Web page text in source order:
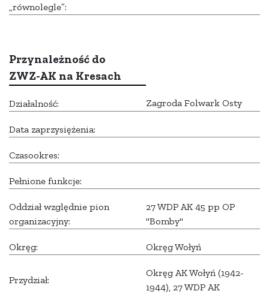
„równolegle”:
Przynależność do
ZWZ-AK na Kresach
Działalność: Zagroda Folwark Osty
Data zaprzysiężenia:
Czasookres:
Pełnione funkcje:
Oddział względnie pion
organizacyjny:
27 WDP AK 45 pp OP
"Bomby"
Okręg: Okręg Wołyń
Przydział:
Okręg AK Wołyń (1942-
1944), 27 WDP AK